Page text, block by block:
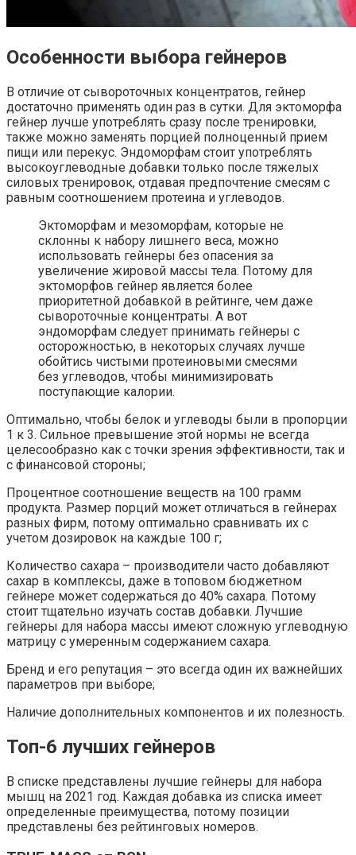
Особенности выбора гейнеров
В отличие от сывороточных концентратов, гейнер
достаточно применять один раз в сутки. Для эктоморфа
гейнер лучше употреблять сразу после тренировки,
также можно заменять порцией полноценный прием
пищи или перекус. Эндоморфам стоит употреблять
высокоуглеводные добавки только после тяжелых
силовых тренировок, отдавая предпочтение смесям с
равным соотношением протеина и углеводов.
Эктоморфам и мезоморфам, которые не
склонны к набору лишнего веса, можно
использовать гейнеры без опасения за
увеличение жировой массы тела. Потому для
эктоморфов гейнер является более
приоритетной добавкой в рейтинге, чем даже
сывороточные концентраты. А вот
эндоморфам следует принимать гейнеры с
осторожностью, в некоторых случаях лучше
обойтись чистыми протеиновыми смесями
без углеводов, чтобы минимизировать
поступающие калории.
Оптимально, чтобы белок и углеводы были в пропорции
1 к 3. Сильное превышение этой нормы не всегда
целесообразно как с точки зрения эффективности, так и
с финансовой стороны;
Процентное соотношение веществ на 100 грамм
продукта. Размер порций может отличаться в гейнерах
разных фирм, потому оптимально сравнивать их с
учетом дозировок на каждые 100 г;
Количество сахара – производители часто добавляют
сахар в комплексы, даже в топовом бюджетном
гейнере может содержаться до 40% сахара. Потому
стоит тщательно изучать состав добавки. Лучшие
гейнеры для набора массы имеют сложную углеводную
матрицу с умеренным содержанием сахара.
Бренд и его репутация – это всегда один их важнейших
параметров при выборе;
Наличие дополнительных компонентов и их полезность.
Топ-6 лучших гейнеров
В списке представлены лучшие гейнеры для набора
мышц на 2021 год. Каждая добавка из списка имеет
определенные преимущества, потому позиции
представлены без рейтинговых номеров.